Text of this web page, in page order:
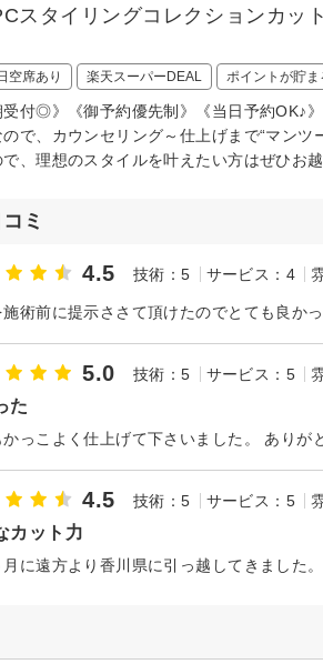
スタイリングコレクションカッ
空席あり 楽天スーパーDEAL ポイントが貯ま
受付◎》《御予約優先制》《当日予約OK♪
ので、カウンセリング～仕上げまで“マン
で、理想のスタイルを叶えたい方はぜひお
ミ
4.5 技術：5 サービス：4
5.0 技術：5 サービス：5
た
かっこよく仕上げて下さいました。 ありが
4.5 技術：5 サービス：5
カット力